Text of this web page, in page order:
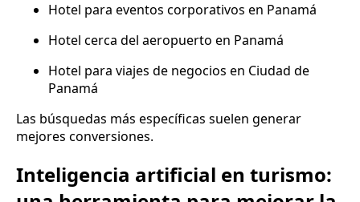
Hotel para eventos corporativos en Panamá
Hotel cerca del aeropuerto en Panamá
Hotel para viajes de negocios en Ciudad de
Panamá
Las búsquedas más específicas suelen generar
mejores conversiones.
Inteligencia artificial en turismo: